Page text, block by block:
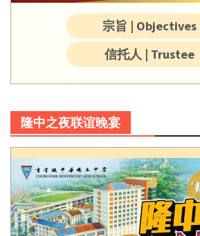
宗旨 | Objectives
信托人 | Trustee
隆中之夜联谊晚宴